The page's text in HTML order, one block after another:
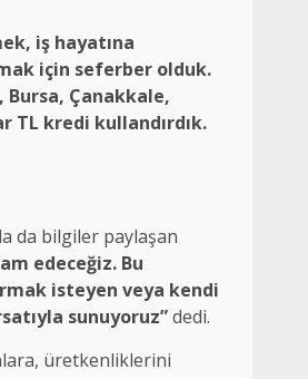
iş hayatına
için seferber olduk.
Bursa, Çanakkale,
TL kredi kullandırdık.
da bilgiler paylaşan
edeceğiz. Bu
isteyen veya kendi
sunuyoruz”dedi.
üretkenliklerini